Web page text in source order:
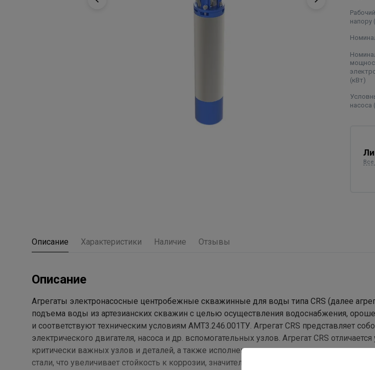
напору
(кВт)
Описание Характеристики Наличие Отзывы
Описание
Агрегаты электронасосные центробежные скважинные для воды типа CRS (далее
подъема воды из артезианских скважин с целью осуществления водоснабжения,
и соответствуют техническим условиям АМТ3.246.001ТУ. Агрегат CRS представляет
электрического двигателя, насоса и др. вспомогательных узлов. Агрегат CRS
критически важных узлов и деталей, а также исполнением основных
стали, что увеличивает стойкость к коррозии, значительно уменьшает риск